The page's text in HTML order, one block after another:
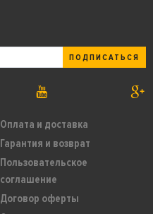
Оплата и доставка
Гарантия и возврат
Пользовательское
соглашение
Договор оферты
ПОДПИСАТЬСЯ